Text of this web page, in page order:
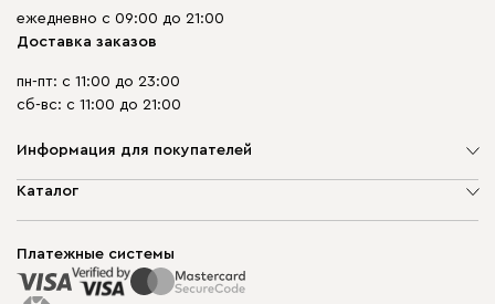
ежедневно с 09:00 до 21:00
Доставка заказов
пн-пт: с 11:00 до 23:00
сб-вс: с 11:00 до 21:00
Информация для покупателей
О компании
Способы оплаты
Рассрочка и кредит
Каталог
Корпусная мебель
Распродажа мебели
Платежные системы